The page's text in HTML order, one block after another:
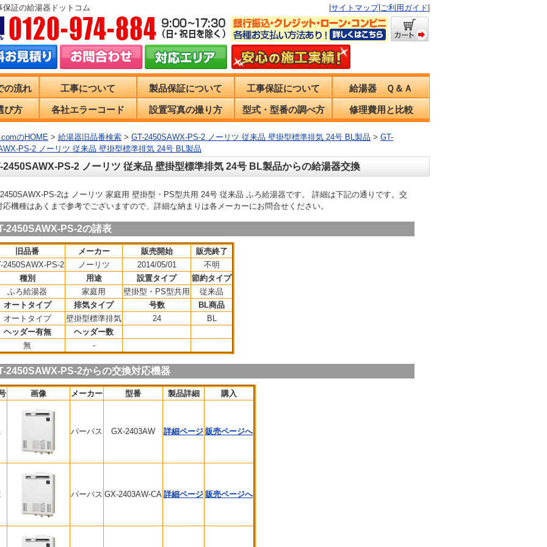
証の給湯器ドットコム サイトマップ| ご利用ガイド
の流れ 工事について 製品保証について 工事保証について 給湯器 Ｑ＆Ａ
び方 各社エラーコード 設置写真の撮り方 型式・型番の調べ方 修理費用と比較
のHOME > 給湯器旧品番検索 > GT-2450SAWX-PS-2 ノーリツ 従来品 壁掛型標準排気 24号 BL製品 > GT-
PS-2 ノーリツ 従来品 壁掛型標準排気 24号 BL製品
2450SAWX-PS-2 ノーリツ 従来品 壁掛型標準排気 24号 BL製品からの給湯器交換
PS-2は ノーリツ 家庭用 壁掛型・PS型共用 24号 従来品 ふろ給湯器です。 詳細は下記の通りです。交
応機種はあくまで参考でございますので、詳細な納まりは各メーカーにお問合せください。
2450SAWX-PS-2の諸表
旧品番 メーカー 販売開始
販売終了
2450SAWX-PS-2
ノーリツ 2014/05/01
不明
種別
用途 設置タイプ
節約タイプ
ふろ給湯器
家庭用 壁掛型・PS型共用
従来品
オートタイプ
排気タイプ 号数
BL商品
オートタイプ
壁掛型標準排気 24
BL
ヘッダー有無
ヘッダー数
無
-
2450SAWX-PS-2からの交換対応機器
画像 メーカー 型番 製品詳細 購入
パーパス GX-2403AW 詳細ページ 販売ページへ
パーパス GX-2403AW-CA 詳細ページ 販売ページへ